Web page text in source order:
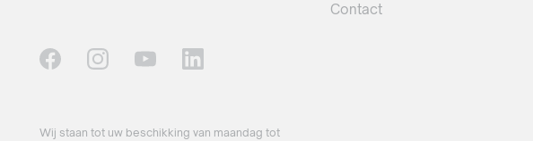
Wij staan ​​tot uw beschikking van maandag tot
Contact